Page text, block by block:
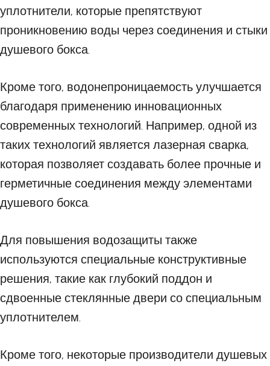
уплотнители, которые препятствуют
проникновению воды через соединения и стыки
душевого бокса.
Кроме того, водонепроницаемость улучшается
благодаря применению инновационных
современных технологий. Например, одной из
таких технологий является лазерная сварка,
которая позволяет создавать более прочные и
герметичные соединения между элементами
душевого бокса.
Для повышения водозащиты также
используются специальные конструктивные
решения, такие как глубокий поддон и
сдвоенные стеклянные двери со специальным
уплотнителем.
Кроме того, некоторые производители душевых